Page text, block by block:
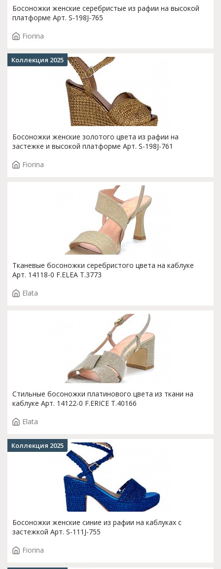
Босоножки женские серебристые из рафии на высокой
платформе Арт. S-198J-765
Fiorina
Босоножки женские золотого цвета из рафии на
застежке и высокой платформе Арт. S-198J-761
Fiorina
Коллекция 2025
Тканевые босоножки серебристого цвета на каблуке
Арт. 14118-0 F.ELEA T.3773
Elata
Стильные босоножки платинового цвета из ткани на
каблуке Арт. 14122-0 F.ERICE T.40166
Elata
Босоножки женские синие из рафии на каблуках с
застежкой Арт. S-111J-755
Fiorina
Коллекция 2025